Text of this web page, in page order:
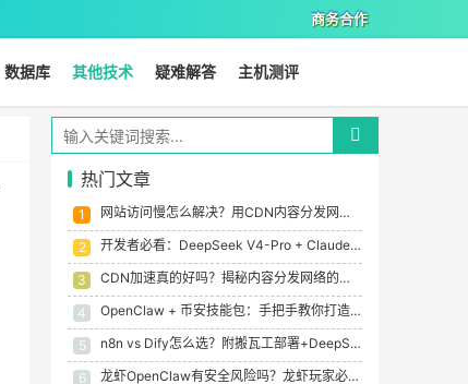
商务合作
数据库 其他技术 疑难解答 主机测评
热门文章
1 网站访问慢怎么解决？用CDN内容分发网络真的有效吗？
2 开发者必看：DeepSeek V4-Pro + Claude Code, 低成本5大场景skills实测值不值？
3 CDN加速真的好吗？揭秘内容分发网络的优缺点与适用场景
4 OpenClaw + 币安技能包：手把手教你打造专属AI量化交易员，解锁加密财富新密码
5 n8n vs Dify怎么选？附搬瓦工部署+DeepSeek开源AI自动化部署实战（2026最新）
6 龙虾OpenClaw有安全风险吗？龙虾玩家必修的Agent黑暗森林法则